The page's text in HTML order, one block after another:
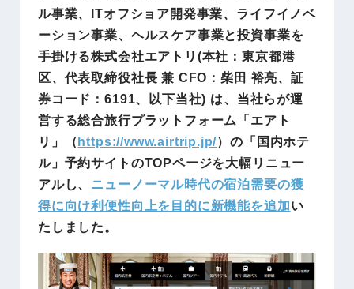
ル事業、ITオフショア開発事業、ライフイノベ
ーション事業、ヘルスケア事業と投資事業を
手掛ける株式会社エアトリ(本社：東京都港
区、代表取締役社長 兼 CFO：柴田 裕亮、証
券コード：6191、以下当社) は、当社らが運
営する総合旅行プラットフォーム「エアト
リ」（https://www.airtrip.jp/）の「国内ホテ
ル」予約サイトのTOPページを大幅リニュー
アルし、 ニューノーマル時代の宿泊需要の獲
得に向け利便性向上を目的に新機能を追加い
たしました。